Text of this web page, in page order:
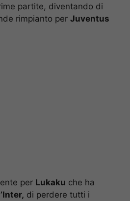
partite, diventando di
rimpianto per Juventus
per Lukaku che ha
di perdere tutti i